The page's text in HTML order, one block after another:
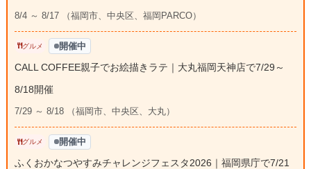
8/4 ～ 8/17 （福岡市、中央区、福岡PARCO）
グルメ 開催中
CALL COFFEE親子でお絵描きラテ｜大丸福岡天神店で7/29～
8/18開催
7/29 ～ 8/18 （福岡市、中央区、大丸）
グルメ 開催中
ふくおかなつやすみチャレンジフェスタ2026｜福岡県庁で7/21